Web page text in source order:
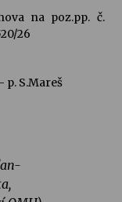
na poz.pp. č.
26
p. S.Mareš